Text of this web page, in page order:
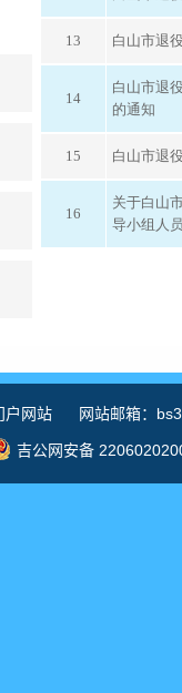
13 白山市退
14
白山市退
的通知
15 白山市退
16
关于白山
导小组人